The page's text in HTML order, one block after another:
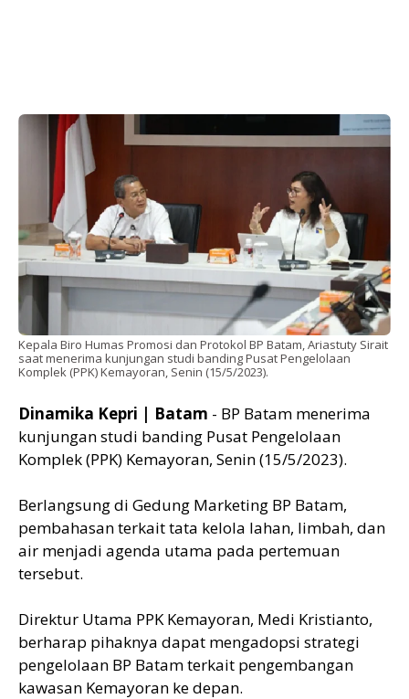
Kepala Biro Humas Promosi dan Protokol BP Batam, Ariastuty Sirait
saat menerima kunjungan studi banding Pusat Pengelolaan
Komplek (PPK) Kemayoran, Senin (15/5/2023).
Dinamika Kepri | Batam - BP Batam menerima
kunjungan studi banding Pusat Pengelolaan
Komplek (PPK) Kemayoran, Senin (15/5/2023).
Berlangsung di Gedung Marketing BP Batam,
pembahasan terkait tata kelola lahan, limbah, dan
air menjadi agenda utama pada pertemuan
tersebut.
Direktur Utama PPK Kemayoran, Medi Kristianto,
berharap pihaknya dapat mengadopsi strategi
pengelolaan BP Batam terkait pengembangan
kawasan Kemayoran ke depan.